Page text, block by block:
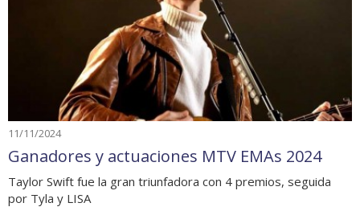
11/11/2024
Ganadores y actuaciones MTV EMAs 2024
Taylor Swift fue la gran triunfadora con 4 premios, seguida
por Tyla y LISA